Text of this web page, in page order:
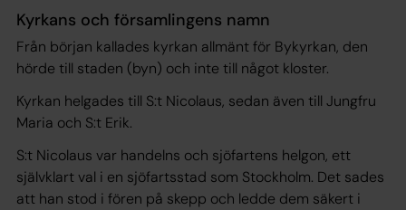
Kyrkans och församlingens namn
Från början kallades kyrkan allmänt för Bykyrkan, den
hörde till staden (byn) och inte till något kloster.
Kyrkan helgades till S:t Nicolaus, sedan även till Jungfru
Maria och S:t Erik.
S:t Nicolaus var handelns och sjöfartens helgon, ett
självklart val i en sjöfartsstad som Stockholm. Det sades
att han stod i fören på skepp och ledde dem säkert i